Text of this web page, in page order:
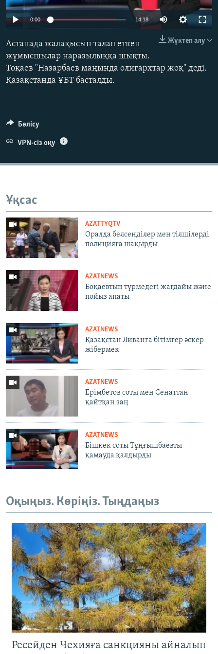
ЖАЗЫЛЫҢЫЗ
Басқа тілдерде
0:00 14:18
Жүктеп алу
Астанада жалақысын талап еткен
жұмысшылар наразылыққа шықты.
Тоқаев "Назарбаев маңында олигархтар жоқ" деді.
Қазақстанда ҰБТ басталды.
Бөлісу
VPN-сіз оқу
Ұқсас
AZATTYQTV
Оралда белсенділер мен тілшілерді
полицияға шақырды
AZATNEWS
Боқаевтың түрмедегі жағдайы және
пойыз апаты
AZATNEWS
Қазақстан Ливанға бітімгер әскер
жібермек
AZATNEWS
Ерімбетов соты мен Сенаттан
қайтқан заң
AZATNEWS
Бішкек соты Тұңғышбаевты
қамауда қалдырды
Оқыңыз. Көріңіз. Тыңдаңыз
Ресейден Чехияға санкцияны айналып